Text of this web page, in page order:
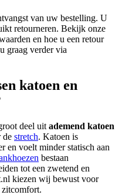
van uw bestelling. U
retourneren. Bekijk onze
en hoe u een retour
graag verder via
katoen en
deel uit ademend katoen
de stretch. Katoen is
en voelt minder statisch aan
bestaan
tot een zwetend en
kiezen wij bewust voor
zitcomfort.